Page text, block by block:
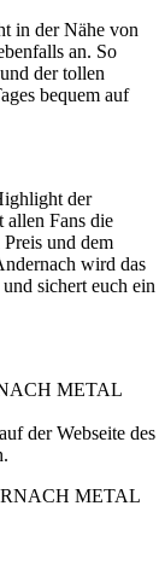
in der Nähe von
an. So
der tollen
bequem auf
der
allen Fans die
und dem
wird das
sichert euch ein
METAL
der Webseite des
METAL